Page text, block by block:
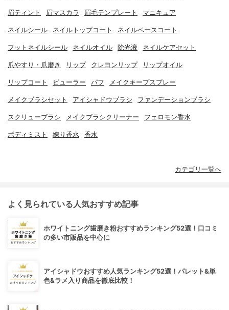
眉ティント 眉マスカラ 眉毛テンプレート マニキュア
ネイルシール ネイルトップコート ネイルベースコート
フットネイルシール ネイルオイル 除光液 ネイルケアセット
爪やすり・爪磨き リップ クレヨンリップ リップオイル
リップコート ビューラー パフ メイクキープスプレー
メイクブラシセット アイシャドウブラシ ファンデーションブラシ
スクリューブラシ メイクブラシクリーナー フェロモン香水
ボディミスト 練り香水 香水
カテゴリ一覧へ
よく見られている人気おすすめ記事
ホワイトニング歯磨き粉おすすめランキング52選！口コミ
の多い市販品を中心に
アイシャドウおすすめ人気ランキング52選！パレット&単
色&ラメ入り商品を徹底比較！